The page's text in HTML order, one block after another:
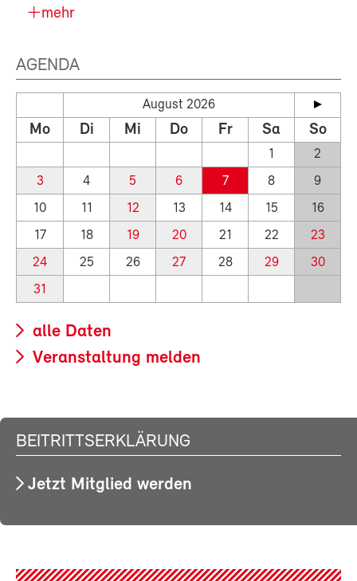
mehr
AGENDA
August 2026
Mo Di Mi Do Fr Sa So
1
2
3
4 5 6 7 8
9
10
11 12 13 14 15
16
17
18 19 20 21 22
23
24
25 26 27 28 29
30
31
alle Daten
Veranstaltung melden
BEITRITTSERKLÄRUNG
Jetzt Mitglied werden